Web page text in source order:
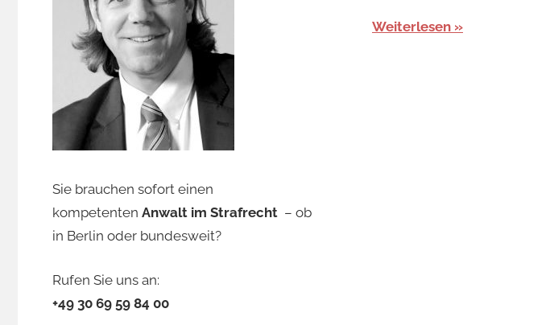
Weiterlesen
Sie brauchen sofort einen
kompetenten Anwalt im Strafrecht – ob
in Berlin oder bundesweit?
Rufen Sie uns an:
+49 30 69 59 84 00